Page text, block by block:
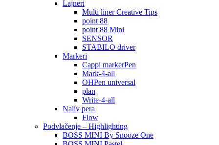
Lajneri
Multi liner Creative Tips
point 88
point 88 Mini
SENSOR
STABILO driver
Markeri
Cappi markerPen
Mark-4-all
OHPen universal
plan
Write-4-all
Naliv pera
Flow
Podvlačenje – Highlighting
BOSS MINI By Snooze One